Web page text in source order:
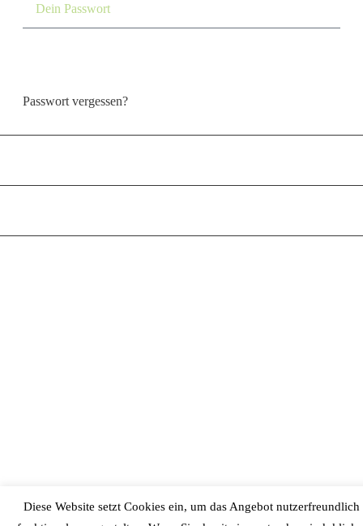
Diese Website setzt Cookies ein, um das Angebot nutzerfreundlich
Passwort vergessen?